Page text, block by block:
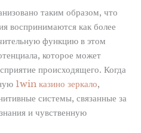
таким образом, что
воспринимаются как более
функцию в этом
которое может
происходящего. Когда
1win казино зеркало,
системы, связанные за
и чувственную